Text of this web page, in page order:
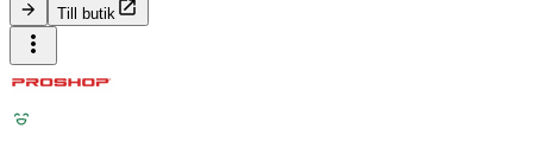
Till butik